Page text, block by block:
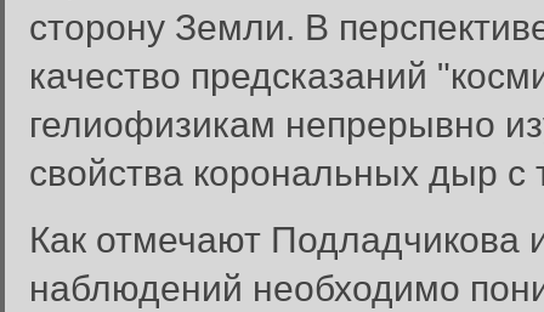
сторону Земли. В
качество предсказаний
гелиофизикам непрерывно
свойства корональных дыр
Как отмечают Подладчикова
наблюдений необходимо